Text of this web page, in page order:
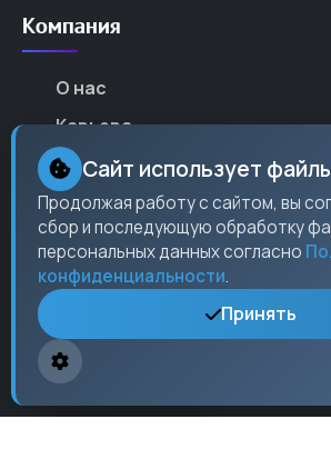
Компания
О нас
Карьера
Партнеры
Контакты
Пресс-центр
Контакты
Москва,
Сайт использует
Продолжая работу с сайтом, вы
сбор и последующую обработку
персональных данных согласно
конфиденциальности.
Принять